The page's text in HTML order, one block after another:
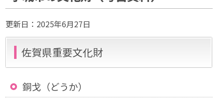
更新日： 2025年6月27日
佐賀県重要文化財
銅戈（どうか）